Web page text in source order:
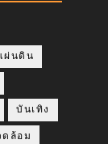
ผ่นดิน
บันเทิง
ดล้อม